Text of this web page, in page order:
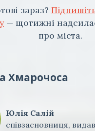
зараз?
— щотижні
про міста.
Хмарочоса
Юлія Салій
співзасновниця,